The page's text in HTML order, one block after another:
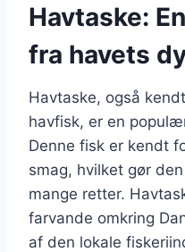
Havtaske:
fra havets
Havtaske, også
havfisk, er en
Denne fisk er kendt
smag, hvilket gør
mange retter.
farvande omkring
af den lokale